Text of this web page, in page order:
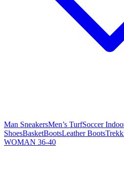
Man SneakersMen’s TurfSoccer
ShoesBasketBootsLeather Boots
WOMAN 36-40